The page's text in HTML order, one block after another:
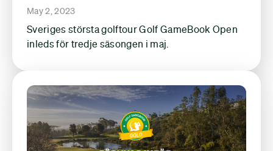
May 2, 2023
Sveriges största golftour Golf GameBook Open
inleds för tredje säsongen i maj.